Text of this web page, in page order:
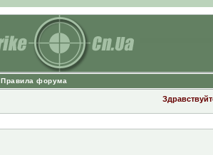
Правила форума